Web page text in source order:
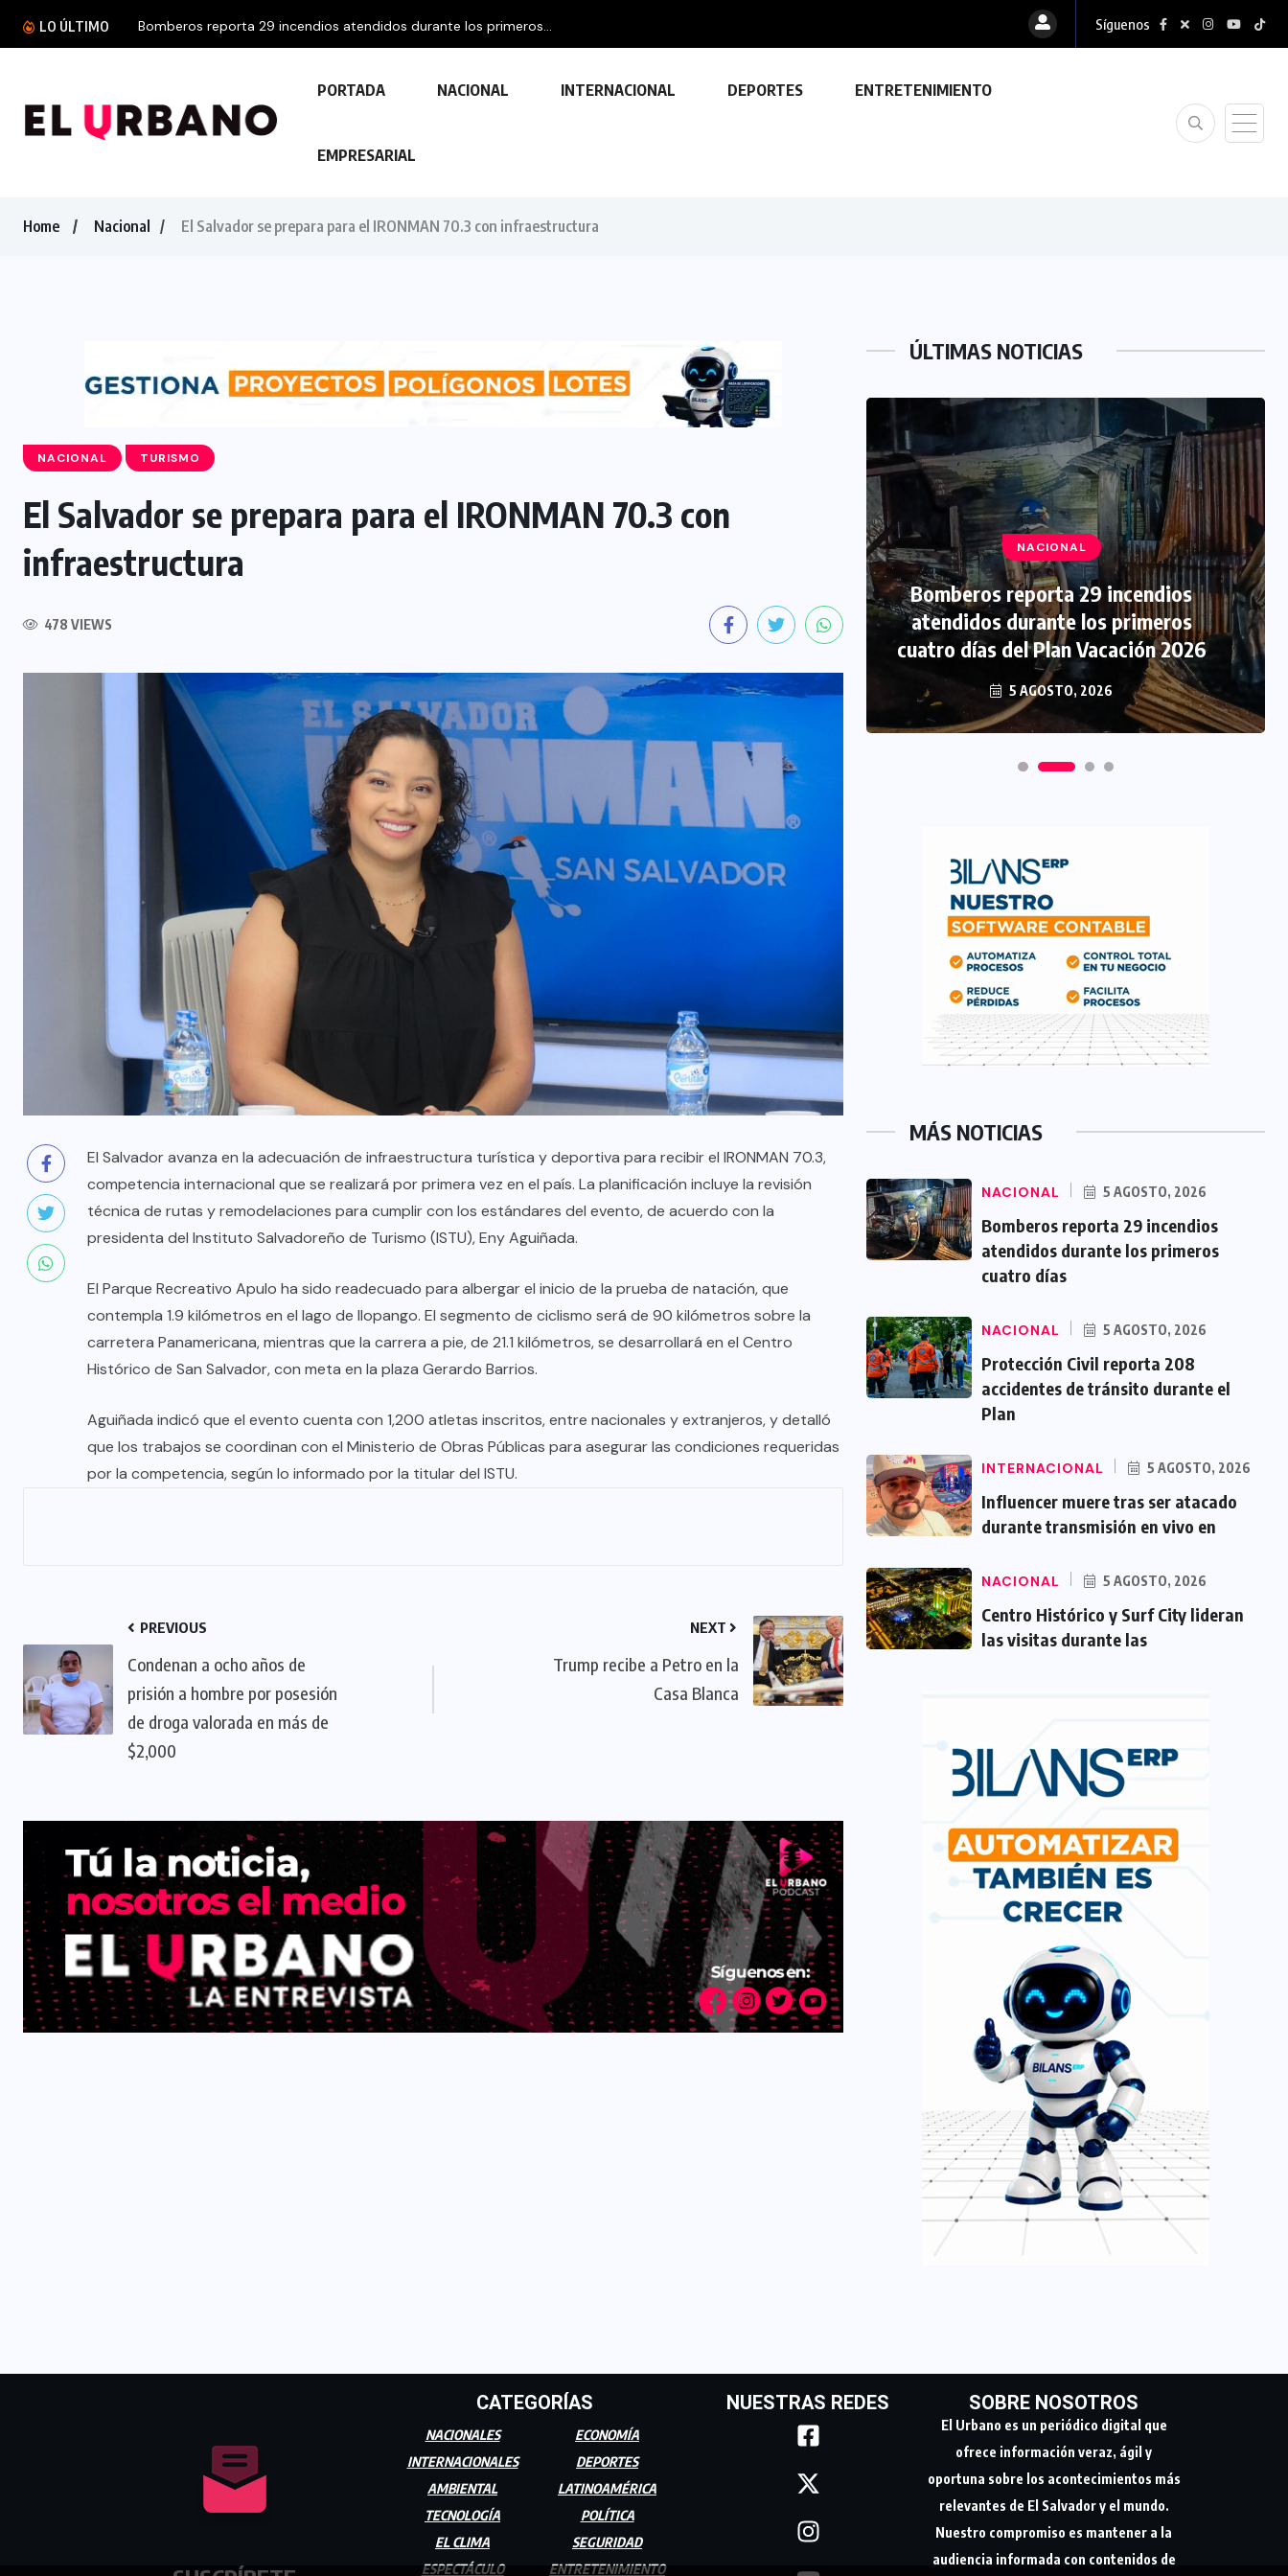
LO ÚLTIMO Síguenos
PORTADA NACIONAL INTERNACIONAL DEPORTES ENTRETENIMIENTO
EMPRESARIAL
Home Nacional El Salvador se prepara para el IRONMAN 70.3 con infraestructura
NACIONAL TURISMO
El Salvador se prepara para el IRONMAN 70.3 con
infraestructura
478 VIEWS
El Salvador avanza en la adecuación de infraestructura turística y deportiva para recibir el IRONMAN 70.3,
competencia internacional que se realizará por primera vez en el país. La planificación incluye la revisión
técnica de rutas y remodelaciones para cumplir con los estándares del evento, de acuerdo con la
presidenta del Instituto Salvadoreño de Turismo (ISTU), Eny Aguiñada.
El Parque Recreativo Apulo ha sido readecuado para albergar el inicio de la prueba de natación, que
contempla 1.9 kilómetros en el lago de Ilopango. El segmento de ciclismo será de 90 kilómetros sobre la
carretera Panamericana, mientras que la carrera a pie, de 21.1 kilómetros, se desarrollará en el Centro
Histórico de San Salvador, con meta en la plaza Gerardo Barrios.
Aguiñada indicó que el evento cuenta con 1,200 atletas inscritos, entre nacionales y extranjeros, y detalló
que los trabajos se coordinan con el Ministerio de Obras Públicas para asegurar las condiciones requeridas
por la competencia, según lo informado por la titular del ISTU.
PREVIOUS
Condenan a ocho años de
prisión a hombre por posesión
de droga valorada en más de
$2,000
NEXT
Trump recibe a Petro en la
Casa Blanca
ÚLTIMAS NOTICIAS
5 AGOSTO, 2026
23 FEBRERO, 2024
NACIONAL
Bomberos reporta 29 incendios
atendidos durante los primeros
cuatro días del Plan Vacación 2026
5 AGOSTO, 2026
MÁS NOTICIAS
NACIONAL 5 AGOSTO, 2026
Bomberos reporta 29 incendios
atendidos durante los primeros
cuatro días
NACIONAL 5 AGOSTO, 2026
Protección Civil reporta 208
accidentes de tránsito durante el
Plan
INTERNACIONAL 5 AGOSTO, 2026
Influencer muere tras ser atacado
durante transmisión en vivo en
NACIONAL 5 AGOSTO, 2026
Centro Histórico y Surf City lideran
las visitas durante las
CATEGORÍAS
NACIONALES
INTERNACIONALES
AMBIENTAL
TECNOLOGÍA
EL CLIMA
ESPECTÁCULO
ECONOMÍA
DEPORTES
LATINOAMÉRICA
POLÍTICA
SEGURIDAD
ENTRETENIMIENTO
NUESTRAS REDES SOBRE NOSOTROS
El Urbano es un periódico digital que
ofrece información veraz, ágil y
oportuna sobre los acontecimientos más
relevantes de El Salvador y el mundo.
Nuestro compromiso es mantener a la
audiencia informada con contenidos de